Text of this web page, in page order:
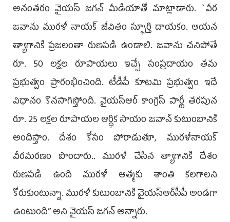
అనంతరం వైయ‌స్ జ‌గ‌న్‌ మీడియాతో మాట్లాడారు. `వీర
జవాను మురళీ నాయక్ జీవితం స్ఫూర్తి దాయకం. ఆయ‌న
త్యాగానికి ప్రజలంతా రుణపడి ఉండాలి. జవాను చనిపోతే
రూ. 50 లక్షల రూపాయలు ఇచ్చే సంప్రదాయం తమ
ప్రభుత్వం ప్రారంభించింది. టీడీపీ కూటమి ప్రభుత్వం ఇదే
విధానం కొనసాగిస్తోంది. వైయ‌స్ఆర్‌ కాంగ్రెస్ పార్టీ తరపున
రూ. 25 లక్షల రూపాయల ఆర్థిక సాయం జ‌వాన్ కుటుంబానికి
అందిస్తాం. దేశం కోసం పోరాడుతూ, మురళీనాయక్‌
వీరమరణం పొందారు.. మురళీ చేసిన త్యాగానికి దేశం
రుణపడి ఉంది మురళీ ఆత్మకు శాంతి కలగాలని
కోరుకుంటున్నా. మురళీ కుటుంబానికి వైయ‌స్ఆర్‌సీపీ అండగా
ఉంటుంది’’ అని వైయ‌స్‌ జగన్‌ అన్నారు.